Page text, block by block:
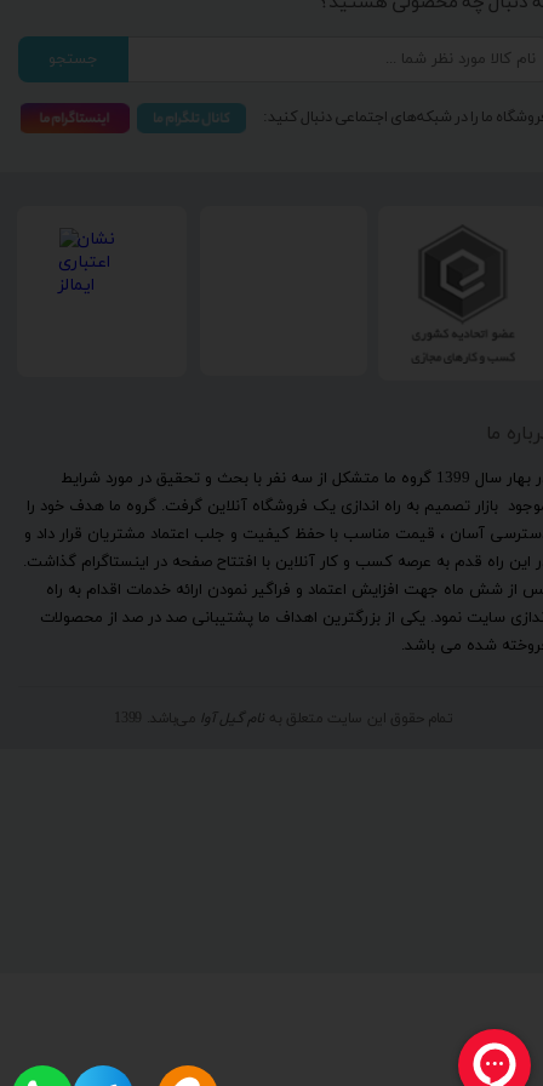
ما
​در بهار سال 1399 گروه ما متشکل از سه نفر با بحث و تحقیق در مورد شرایط
بازار تصمیم به راه اندازی یک فروشگاه آنلاین گرفت. گروه ما هدف خود را
آسان ، قیمت مناسب با حفظ کیفیت و جلب اعتماد مشتریان قرار داد و
این راه قدم به عرصه کسب و کار آنلاین با افتتاح صفحه در اینستاگرام گذاشت.
از شش ماه جهت افزایش اعتماد و فراگیر نمودن ارائه خدمات اقدام به راه
سایت نمود. یکی از بزرگترین اهداف ما پشتیبانی صد در صد از محصولات
شده می باشد.
تمام حقوق این سایت متعلق به نام گیل آوا می‌باشد. 1399
جستجو
ما را در شبکه‌های اجتماعی دنبال کنید: